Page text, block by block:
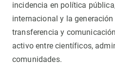
incidencia en política
internacional y la
transferencia y
activo entre científicos,
comunidades.